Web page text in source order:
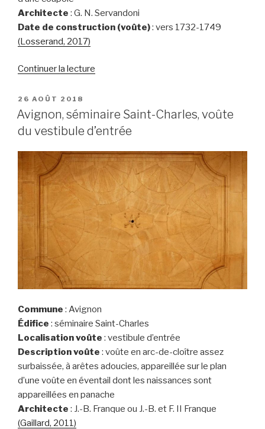
Architecte : G. N. Servandoni
Date de construction (voûte): vers 1732-1749
(Losserand, 2017)
Continuer la lecture
Saint-
Sulpice,
plate
du
porche »
PUBLIÉ
LE
26 AOÛT 2018
Avignon, séminaire Saint-Charles, voûte
du vestibule d’entrée
Commune : Avignon
Édifice : séminaire Saint-Charles
Localisation voûte : vestibule d’entrée
Description voûte : voûte en arc-de-cloître assez
surbaissée, à arêtes adoucies, appareillée sur le plan
d’une voûte en éventail dont les naissances sont
appareillées en panache
Architecte : J.-B. Franque ou J.-B. et F. II Franque
(Gaillard, 2011)